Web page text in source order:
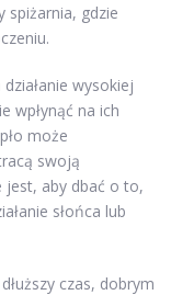
spiżarnia, gdzie
wysokiej
wpłynąć na ich
może
swoją
jest, aby dbać o to,
słońca lub
czas, dobrym